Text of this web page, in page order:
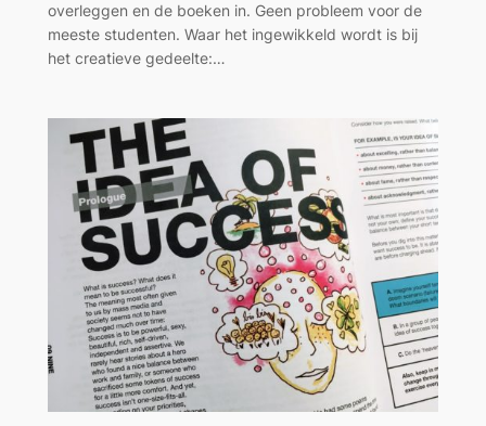
overleggen en de boeken in. Geen probleem voor de
meeste studenten. Waar het ingewikkeld wordt is bij
het creatieve gedeelte:…